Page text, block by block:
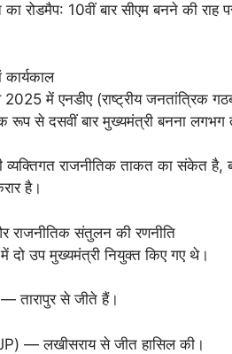
रोडमैप: 10वीं बार सीएम बनने की राह
2025 में एनडीए (राष्ट्रीय जनतांत्रिक
रूप से दसवीं बार मुख्यमंत्री बनना लगभग
राजनीतिक ताकत का संकेत है,
है।
राजनीतिक संतुलन की रणनीति
दो उप मुख्यमंत्री नियुक्त किए गए थे।
तारापुर से जीते हैं।
— लखीसराय से जीत हासिल की।